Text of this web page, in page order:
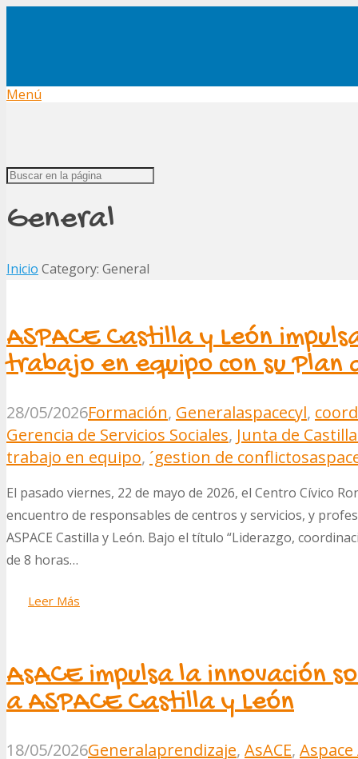
Menú
General
Inicio Category: General
ASPACE Castilla y León
trabajo en equipo con su Plan
28/05/2026Formación, Generalaspacecyl,
Gerencia de Servicios Sociales, Junta de
trabajo en equipo, ´gestion de conflictos
El pasado viernes, 22 de mayo de 2026, el Centro Cívico
encuentro de responsables de centros y servicios, y
ASPACE Castilla y León. Bajo el título “Liderazgo,
de 8 horas…
Leer Más
AsACE impulsa la innovación
a ASPACE Castilla y León
18/05/2026Generalaprendizaje, AsACE, Aspace